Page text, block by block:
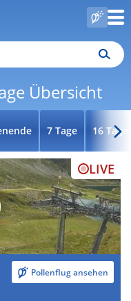
Übersicht
7 Tage 16 Tage
LIVE
Pollenflug ansehen